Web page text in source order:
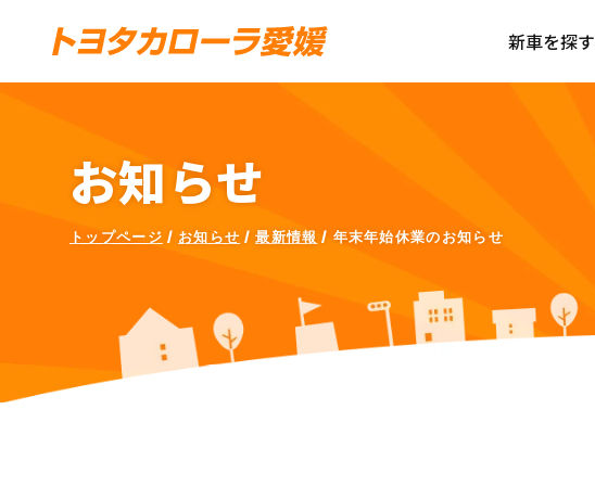
新車を探す
お知らせ
トップページ お知らせ 最新情報 年末年始休業のお知らせ